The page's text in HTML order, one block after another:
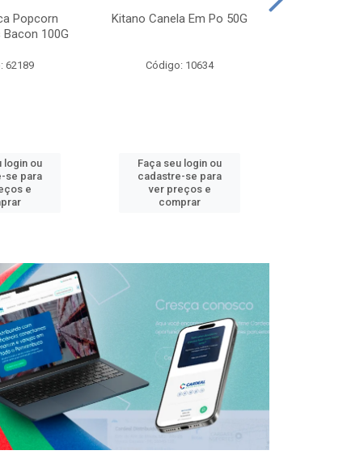
Popcorn
100G
62189
login ou
se para
e
Kitano Canela Em Po 50G
Código: 10634
Faça seu login ou
cadastre-se para
ver preços e
comprar